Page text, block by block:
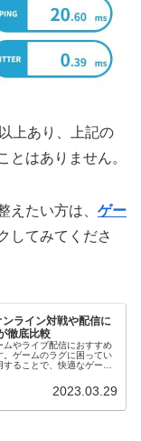
上あり、上記の
とはありません。
えたい方は、 ゲー
してみてくださ
ライン対戦や配信に
徹底比較
ムやライブ配信におすすめ
ゲームのラグに困ってい
ることで、快適なゲーム
ができます。2023.03.29